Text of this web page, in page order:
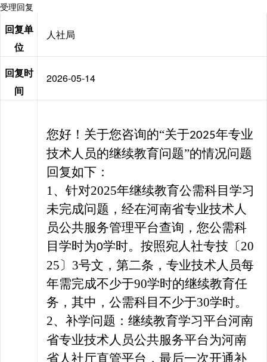
受理回复
回复单
位
人社局
回复时
间
2026-05-14
您好！关于您咨询的“关于2025年专业
技术人员的继续教育问题”的情况问题
回复如下：
1、 针对2025年继续教育公需科目学习
未完成问题，经在河南省专业技术人
员公共服务管理平台查询，您公需科
目学时为0学时。按照宛人社专技 〔20
25〕 3号文，第二条，专业技术人员每
年需完成不少于90学时的继续教育任
务，其中， 公需科目不少于30学时。
2、补学问题：继续教育学习平台河南
省专业技术人员公共服务平台为河南
省人社厅直管平台，最后一次开通补